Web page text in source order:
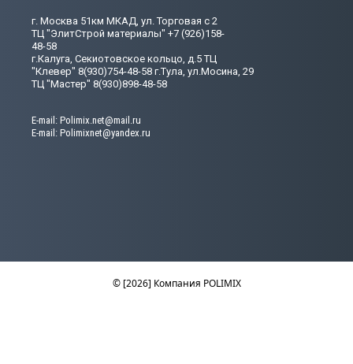
г. Москва 51км МКАД, ул. Торговая с 2
ТЦ "ЭлитСтрой материалы" +7 (926)158-
48-58
г.Калуга, Секиотовское кольцо, д.5 ТЦ
"Клевер" 8(930)754-48-58 г.Тула, ул.Мосина, 29
ТЦ "Мастер" 8(930)898-48-58
Е-mail: Polimix.net@mail.ru
E-mail: Polimixnet@yandex.ru
© [2026] Компания POLIMIX